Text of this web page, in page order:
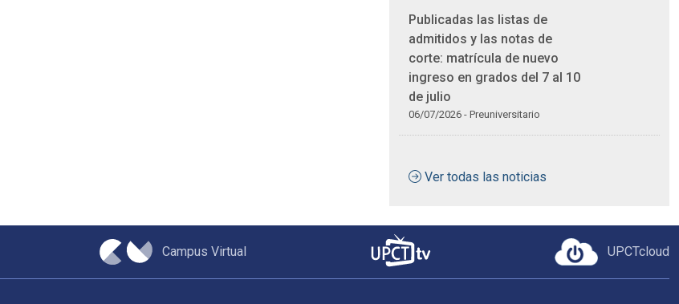
Publicadas las listas de
admitidos y las notas de
corte: matrícula de nuevo
ingreso en grados del 7 al 10
de julio
06/07/2026 - Preuniversitario
Ver todas las noticias
Campus Virtual UPCTcloud